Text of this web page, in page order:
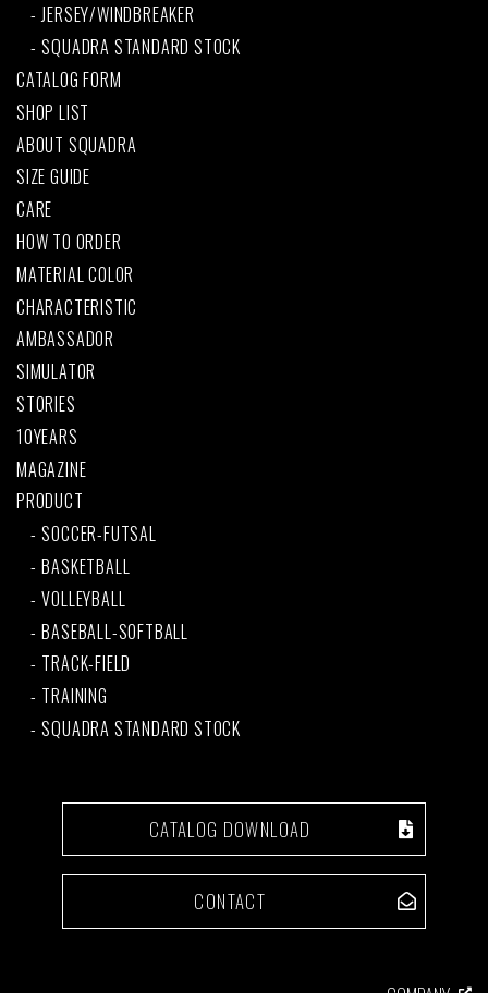
JERSEY/WINDBREAKER
SQUADRA STANDARD STOCK
CATALOG FORM
SHOP LIST
ABOUT SQUADRA
SIZE GUIDE
CARE
HOW TO ORDER
MATERIAL COLOR
CHARACTERISTIC
AMBASSADOR
SIMULATOR
STORIES
10YEARS
MAGAZINE
PRODUCT
SOCCER-FUTSAL
BASKETBALL
VOLLEYBALL
BASEBALL-SOFTBALL
TRACK-FIELD
TRAINING
SQUADRA STANDARD STOCK
CATALOG DOWNLOAD
CONTACT